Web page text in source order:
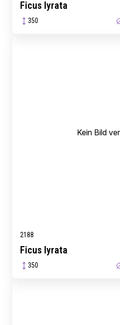
Ficus lyrata
350
Kein Bild
2188
Ficus lyrata
350